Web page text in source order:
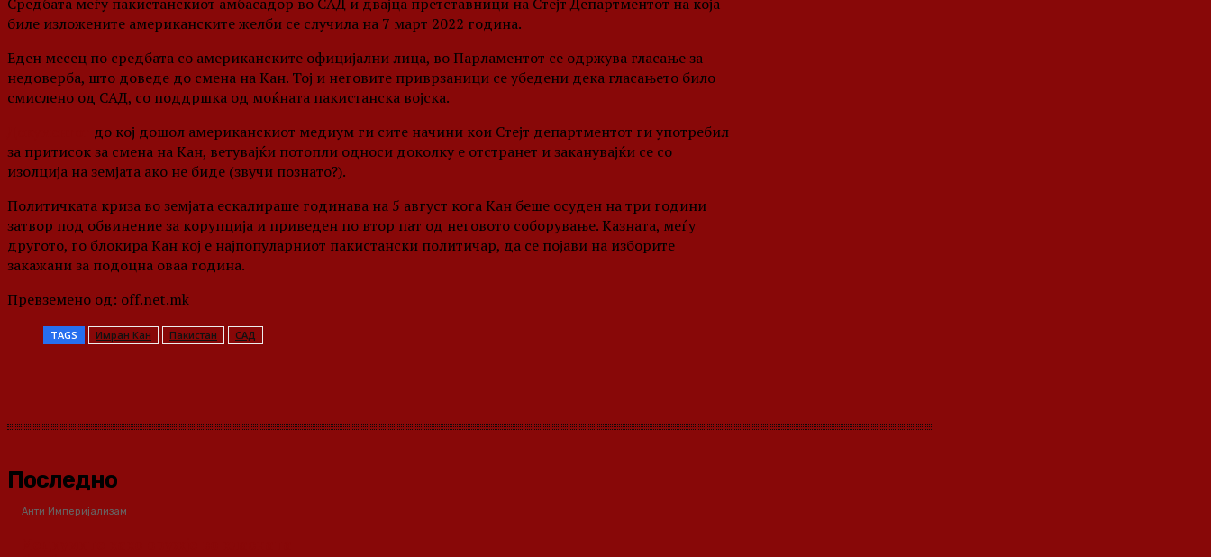
биле изложените американските желби се случила на 7 март 2022 година.
Еден месец по средбата со американските официјални лица, во Парламентот се одржува гласање за
недоверба, што доведе до смена на Кан. Тој и неговите приврзаници се убедени дека гласањето било
смислено од САД, со поддршка од моќната пакистанска војска.
до кој дошол американскиот медиум ги сите начини кои Стејт департментот ги употребил
за притисок за смена на Кан, ветувајќи потопли односи доколку е отстранет и заканувајќи се со
изолција на земјата ако не биде (звучи познато?).
Политичката криза во земјата ескалираше годинава на 5 август кога Кан беше осуден на три години
затвор под обвинение за корупција и приведен по втор пат од неговото соборување. Казната, меѓу
другото, го блокира Кан кој е најпопуларниот пакистански политичар, да се појави на изборите
закажани за подоцна оваа година.
Превземено од: off.net.mk
TAGS Имран Кан Пакистан САД
Последно
Анти Империјализам